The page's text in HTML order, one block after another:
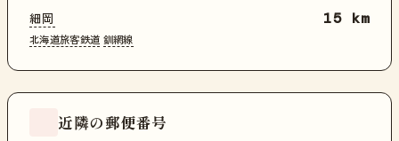
細岡
北海道旅客鉄道 釧網線
15 km
近隣の郵便番号